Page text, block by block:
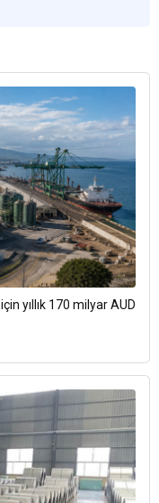
yıllık 170 milyar AUD